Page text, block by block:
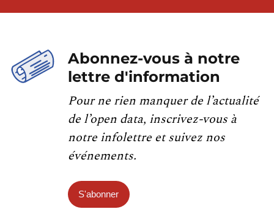
Abonnez-vous à notre
lettre d'information
Pour ne rien manquer de l’actualité
de l’open data, inscrivez-vous à
notre infolettre et suivez nos
événements.
S'abonner